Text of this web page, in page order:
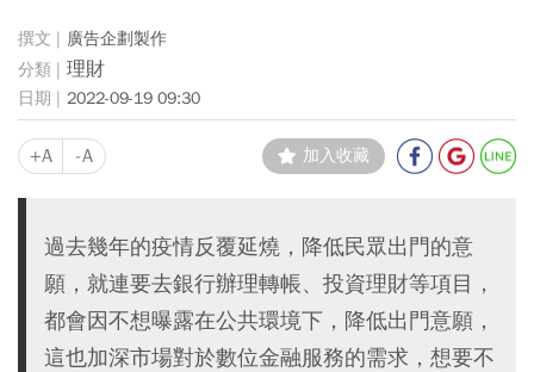
廣告企劃製作
理財
2022-09-19 09:30
+A -A 加入收藏
過去幾年的疫情反覆延燒，降低民眾出門的意
願，就連要去銀行辦理轉帳、投資理財等項目，
都會因不想曝露在公共環境下，降低出門意願，
這也加深市場對於數位金融服務的需求，想要不